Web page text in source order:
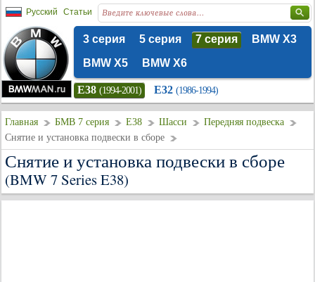
Русский Статьи
3 серия 5 серия 7 серия
BMW X3
BMW X5
BMW X6
E38 (1994-2001) E32 (1986-1994)
Главная БМВ 7 серия E38 Шасси
Передняя подвеска
Снятие и установка подвески в сборе
Снятие и установка подвески в сборе
(BMW 7 Series E38)